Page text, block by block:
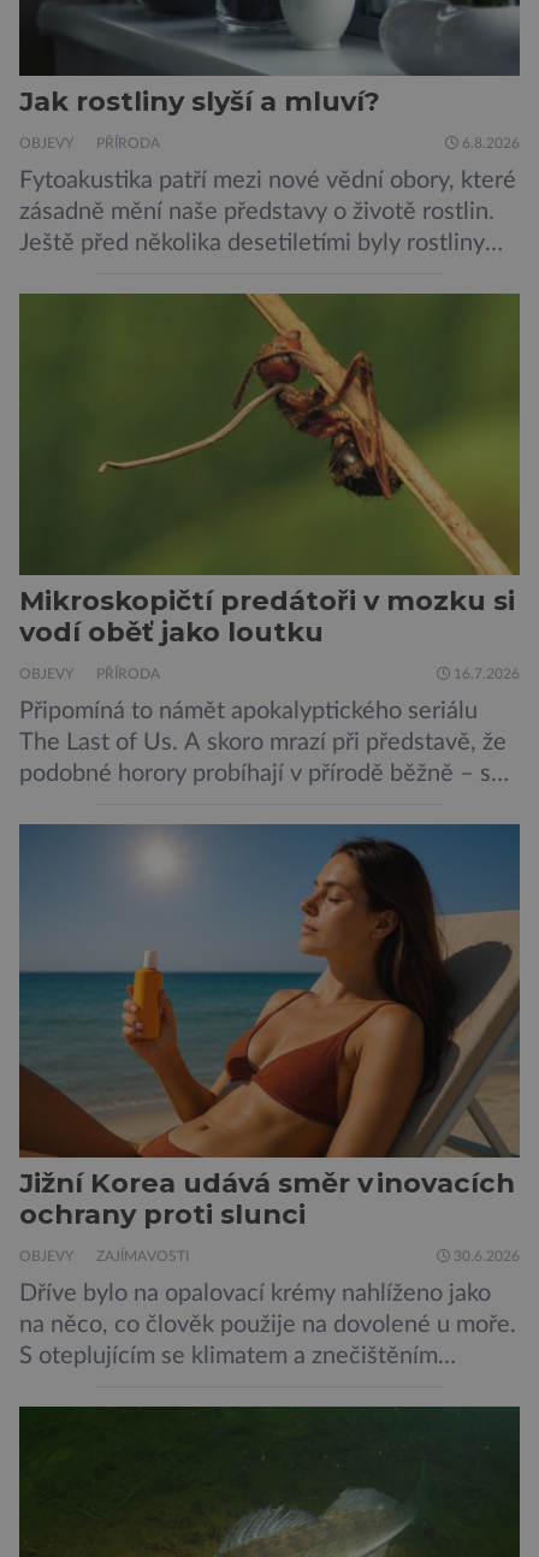
Jak rostliny slyší a mluví?
OBJEVY PŘÍRODA 6.8.2026
Fytoakustika patří mezi nové vědní obory, které
zásadně mění naše představy o životě rostlin.
Ještě před několika desetiletími byly rostliny
pouze reagují na změny prostředí. Moderní
výzkum však ukazuje, že skutečnost je mnohem
zajímavější. Rostliny totiž dokážou své okolí
vnímat prostřednictvím mechanických podnětů
a samy také vydávají zvuky […]
Mikroskopičtí predátoři v mozku si
vodí oběť jako loutku
OBJEVY PŘÍRODA 16.7.2026
Připomíná to námět apokalyptického seriálu
The Last of Us. A skoro mrazí při představě, že
podobné horory probíhají v přírodě běžně – s
parazitickou houbou a že predátor dokáže
ovládat jen vývojově nesrovnatelně jednodušší
živočichy, než je člověk. Najít skutečné zombie
není nic nemožného ani v naší přírodě. Stačí […]
Jižní Korea udává směr v inovacích
ochrany proti slunci
OBJEVY ZAJÍMAVOSTI 30.6.2026
Dříve bylo na opalovací krémy nahlíženo jako
na něco, co člověk použije na dovolené u moře.
S oteplujícím se klimatem a znečištěním
potřeby, které by mohly kůži ochránit před
mnoha nepříznivými vlivy prostředí. A Jižní
Korea se v tomto ujímá vedení… „Jako